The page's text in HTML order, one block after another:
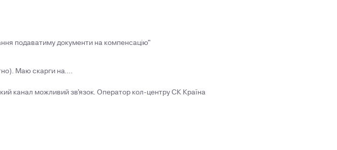
подаватиму документи на компенсацію"
Маю скарги на....
канал можливий зв'язок. Оператор кол-центру СК Країна